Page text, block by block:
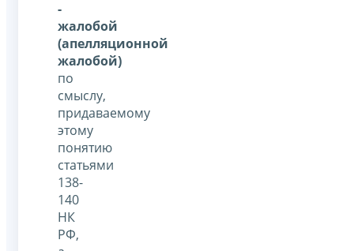
-
жалобой
(апелляционной
жалобой)
по
смыслу,
придаваемому
этому
понятию
статьями
138-
140
НК
РФ,